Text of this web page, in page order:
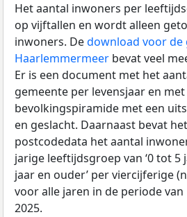
Het aantal inwoners per
op vijftallen en wordt alleen
inwoners. Dedownload voor de
Haarlemmermeer bevat veel
Er is een document met het
gemeente per levensjaar en met
bevolkingspiramide met een
en geslacht. Daarnaast bevat
postcodedata het aantal
jarige leeftijdsgroep van ‘0 tot 5
jaar en ouder’ per viercijferige
voor alle jaren in de periode
2025.